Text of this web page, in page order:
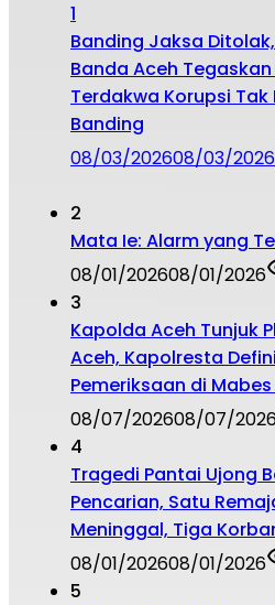
1
Banding Jaksa
Banda Aceh
Terdakwa Korupsi Tak
Banding
08/03/202608/03/2026
2
Mata Ie: Alarm yang
08/01/202608/01/2026
3
Kapolda Aceh Tunjuk
Aceh, Kapolresta
Pemeriksaan di Mabes
08/07/202608/07/
4
Tragedi Pantai Ujong
Pencarian, Satu
Meninggal, Tiga
08/01/202608/01/2026
5